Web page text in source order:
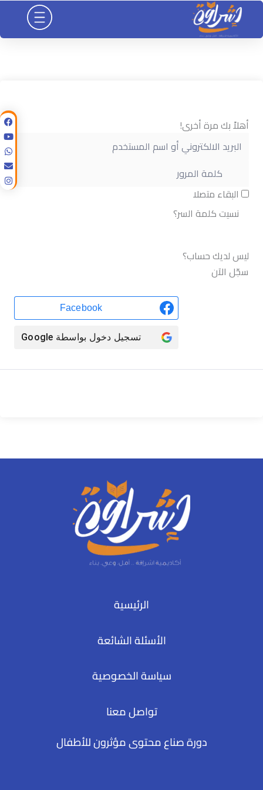
تخطي
المحتوى
أهلاً بك مرة أخرى!
البقاء متصلا
نسيت كلمة السر؟
ليس لديك حساب؟
سجّل الآن
Facebook
تسجيل دخول بواسطة Google
الرئيسية
الأسئلة الشائعة
سياسة الخصوصية
تواصل معنا
دورة صناع محتوى مؤثرون للأطفال